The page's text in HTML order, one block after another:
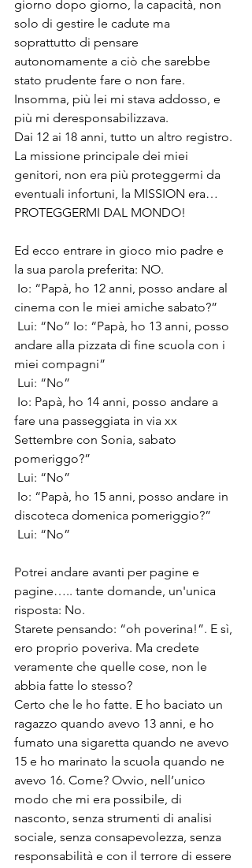
giorno dopo giorno, la capacità, non
solo di gestire le cadute ma
soprattutto di pensare
autonomamente a ciò che sarebbe
stato prudente fare o non fare.
Insomma, più lei mi stava addosso, e
più mi deresponsabilizzava.
Dai 12 ai 18 anni, tutto un altro registro.
La missione principale dei miei
genitori, non era più proteggermi da
eventuali infortuni, la MISSION era…
PROTEGGERMI DAL MONDO!
Ed ecco entrare in gioco mio padre e
la sua parola preferita: NO.
cinema con le miei amiche sabato?”
andare alla pizzata di fine scuola con i
miei compagni”
Lui: “No”
fare una passeggiata in via xx
Settembre con Sonia, sabato
pomeriggo?”
Lui: “No”
discoteca domenica pomeriggio?”
Lui: “No”
Potrei andare avanti per pagine e
pagine….. tante domande, un'unica
risposta: No.
Starete pensando: “oh poverina!”. E sì,
ero proprio poveriva. Ma credete
veramente che quelle cose, non le
abbia fatte lo stesso?
Certo che le ho fatte. E ho baciato un
ragazzo quando avevo 13 anni, e ho
fumato una sigaretta quando ne avevo
15 e ho marinato la scuola quando ne
avevo 16. Come? Ovvio, nell’unico
modo che mi era possibile, di
nasconto, senza strumenti di analisi
sociale, senza consapevolezza, senza
responsabilità e con il terrore di essere